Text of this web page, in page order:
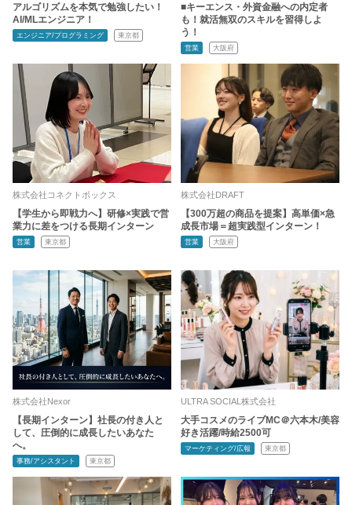
アルゴリズムを本気で勉強したい！
AI/MLエンジニア！
エンジニア/プログラミング 東京都
■キーエンス・外資金融への内定者
も！就活無双のスキルを習得しよ
う！
営業 大阪府
株式会社コネクトボックス
【学生から即戦力へ】研修×実践で営
業力に差をつける長期インターン
営業 東京都
株式会社DRAFT
【300万超の商品を提案】高単価×急
成長市場＝超実践型インターン！
営業 大阪府
株式会社Nexor
【長期インターン】社長の付き人と
して、圧倒的に成長したいあなた
へ。
事務/アシスタント 東京都
ULTRA SOCIAL株式会社
大手コスメのライブMC＠六本木/美容
好き活躍/時給2500可
マーケティング/広報 東京都